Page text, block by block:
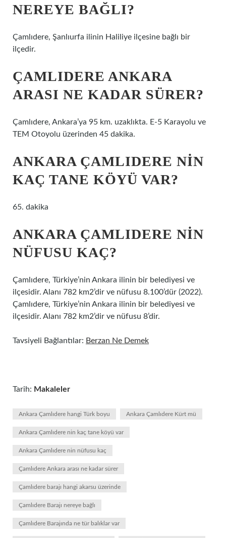
NEREYE BAĞLI?
Çamlıdere, Şanlıurfa ilinin Haliliye ilçesine bağlı bir
ilçedir.
ÇAMLIDERE ANKARA
ARASI NE KADAR SÜRER?
Çamlıdere, Ankara’ya 95 km. uzaklıkta. E-5 Karayolu ve
TEM Otoyolu üzerinden 45 dakika.
ANKARA ÇAMLIDERE NIN
KAÇ TANE KÖYÜ VAR?
65. dakika
ANKARA ÇAMLIDERE NIN
NÜFUSU KAÇ?
Çamlıdere, Türkiye’nin Ankara ilinin bir belediyesi ve
ilçesidir. Alanı 782 km2’dir ve nüfusu 8.100’dür (2022).
Çamlıdere, Türkiye’nin Ankara ilinin bir belediyesi ve
ilçesidir. Alanı 782 km2’dir ve nüfusu 8’dir.
Tavsiyeli Bağlantılar: Berzan Ne Demek
Tarih: Makaleler
Ankara Çamlıdere hangi Türk boyu Ankara Çamlıdere Kürt mü
Ankara Çamlıdere nin kaç tane köyü var
Ankara Çamlıdere nin nüfusu kaç
Çamlıdere Ankara arası ne kadar sürer
Çamlıdere barajı hangi akarsu üzerinde
Çamlıdere Barajı nereye bağlı
Çamlıdere Barajında ne tür balıklar var